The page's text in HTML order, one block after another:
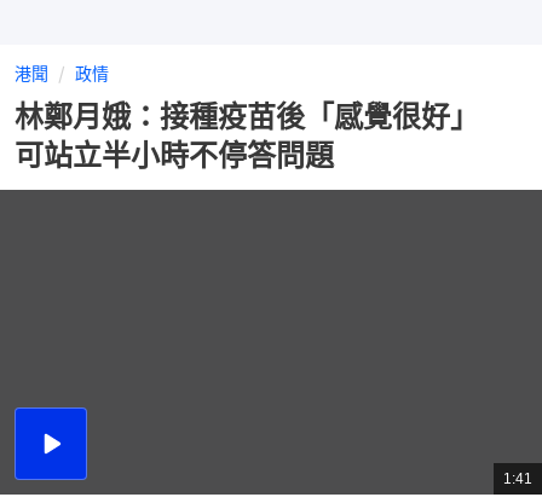
港聞 政情
林鄭月娥：接種疫苗後「感覺很好」
可站立半小時不停答問題
播
總
共
1:41